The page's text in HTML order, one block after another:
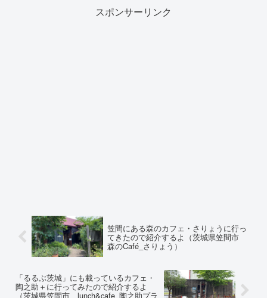
スポンサーリンク
笠間にある森のカフェ・さりょうに行っ
てきたので紹介するよ（茨城県笠間市
森のCafé_さりょう）
「るるぶ茨城」にも載っているカフェ・
陶之助＋に行ってみたので紹介するよ
（茨城県笠間市 lunch&cafe_陶之助プラ